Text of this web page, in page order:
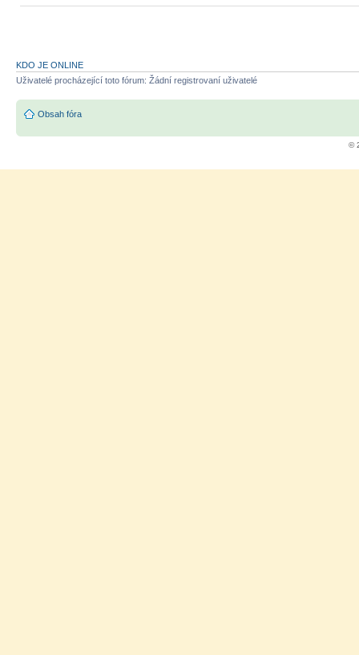
KDO JE ONLINE
Uživatelé procházející toto fórum: Žádní registrovaní uživatelé
Obsah fóra
©